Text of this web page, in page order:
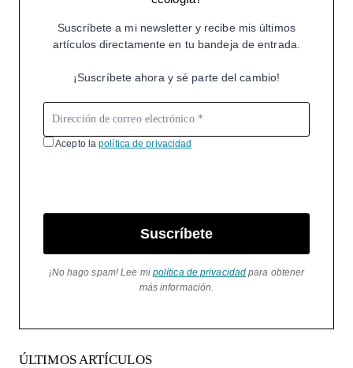
Suscríbete a mi newsletter y recibe mis últimos
artículos directamente en tu bandeja de entrada.
¡Suscríbete ahora y sé parte del cambio!
Acepto lapolítica de privacidad
Suscríbete
¡No hago spam! Lee mi política de privacidad para obtener
más información.
ÚLTIMOS ARTÍCULOS